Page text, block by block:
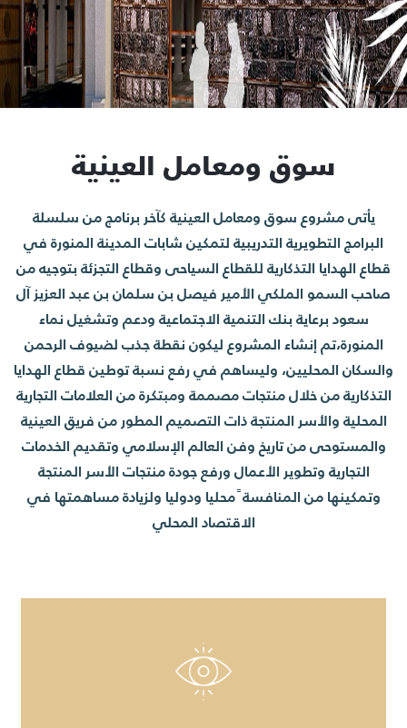
سوق ومعامل العينية
يأتى مشروع سوق ومعامل العينية كآخر برنامج من سلسلة
البرامج التطويرية التدريبية لتمكين شابات المدينة المنورة في
قطاع الهدايا التذكارية للقطاع السياحى وقطاع التجزئة بتوجيه من
صاحب السمو الملكي الأمير فيصل بن سلمان بن عبد العزيز آل
سعود برعاية بنك التنمية الاجتماعية ودعم وتشغيل نماء
المنورة،تم إنشاء المشروع ليكون نقطة جذب لضيوف الرحمن
والسكان المحليين، وليساهم في رفع نسبة توطين قطاع الهدايا
التذكارية من خلال منتجات مصممة ومبتكرة من العلامات التجارية
المحلية والأسر المنتجة ذات التصميم المطور من فريق العينية
والمستوحى من تاريخ وفن العالم الإسلامي وتقديم الخدمات
التجارية وتطوير الأعمال ورفع جودة منتجات الأسر المنتجة
وتمكينها من المنافسة ً محليا ودوليا ولزيادة مساهمتها في
الاقتصاد المحلي